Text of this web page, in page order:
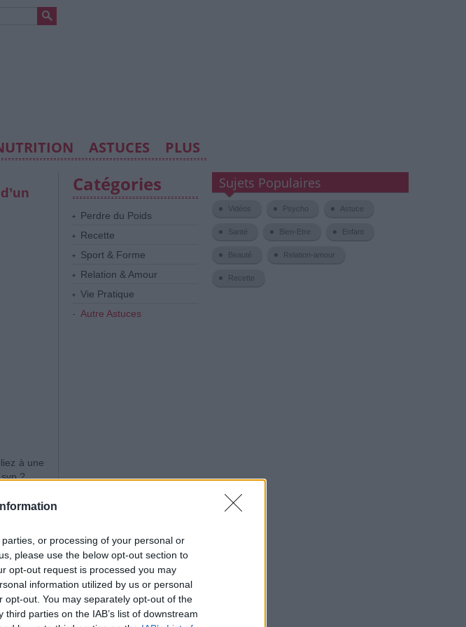
or processing of your personal or
please use the below opt-out section to
opt-out request is processed you may
information utilized by us or personal
out. You may separately opt-out of the
parties on the IAB’s list of downstream
ASTUCES PLUS
à une
?
vous
la valise
Catégories
Perdre du Poids
Recette
Sport & Forme
Relation & Amour
Vie Pratique
Autre Astuces
Sujets Populaires
Vidéos Psycho Astuce
Santé Bien-Etre Enfant
Beauté Relation-amour
Recette